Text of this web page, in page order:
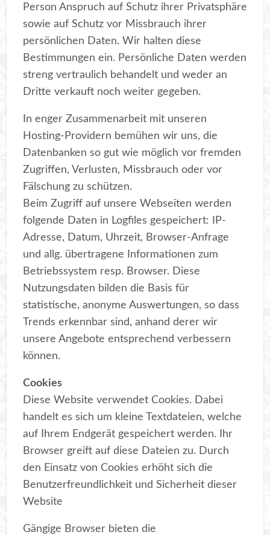
Person Anspruch auf Schutz ihrer Privatsphäre
sowie auf Schutz vor Missbrauch ihrer
persönlichen Daten. Wir halten diese
Bestimmungen ein. Persönliche Daten werden
streng vertraulich behandelt und weder an
Dritte verkauft noch weiter gegeben.
In enger Zusammenarbeit mit unseren
Hosting-Providern bemühen wir uns, die
Datenbanken so gut wie möglich vor fremden
Zugriffen, Verlusten, Missbrauch oder vor
Fälschung zu schützen.
Beim Zugriff auf unsere Webseiten werden
folgende Daten in Logfiles gespeichert: IP-
Adresse, Datum, Uhrzeit, Browser-Anfrage
und allg. übertragene Informationen zum
Betriebssystem resp. Browser. Diese
Nutzungsdaten bilden die Basis für
statistische, anonyme Auswertungen, so dass
Trends erkennbar sind, anhand derer wir
unsere Angebote entsprechend verbessern
können.
Cookies
Diese Website verwendet Cookies. Dabei
handelt es sich um kleine Textdateien, welche
auf Ihrem Endgerät gespeichert werden. Ihr
Browser greift auf diese Dateien zu. Durch
den Einsatz von Cookies erhöht sich die
Benutzerfreundlichkeit und Sicherheit dieser
Website
Gängige Browser bieten die